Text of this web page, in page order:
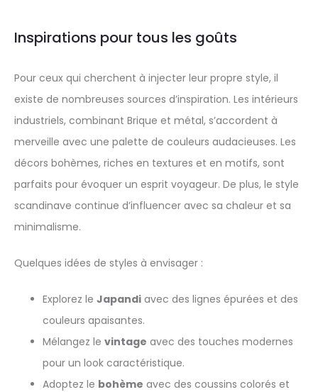
Inspirations pour tous les goûts
Pour ceux qui cherchent à injecter leur propre style, il
existe de nombreuses sources d’inspiration. Les intérieurs
industriels, combinant Brique et métal, s’accordent à
merveille avec une palette de couleurs audacieuses. Les
décors bohèmes, riches en textures et en motifs, sont
parfaits pour évoquer un esprit voyageur. De plus, le style
scandinave continue d’influencer avec sa chaleur et sa
minimalisme.
Quelques idées de styles à envisager :
Explorez le Japandi avec des lignes épurées et des
couleurs apaisantes.
Mélangez le vintage avec des touches modernes
pour un look caractéristique.
Adoptez le bohème avec des coussins colorés et